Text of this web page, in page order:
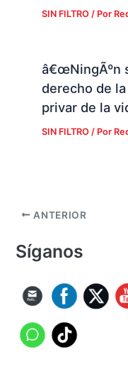
SIN FILTRO/ Por
â€œNingÃºn
derecho de
privar de la
SIN FILTRO/ Por
ANTERIOR
Síganos